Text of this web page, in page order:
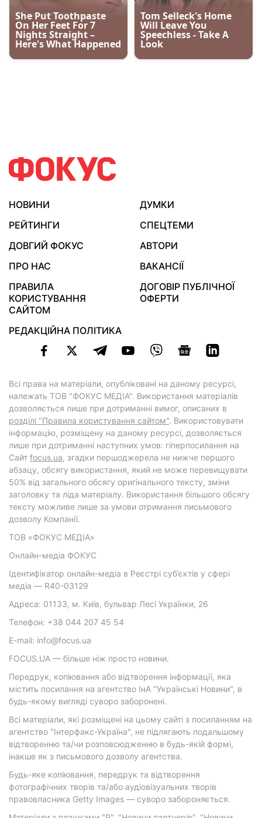
НОВИНИ
ДУМКИ
РЕЙТИНГИ
СПЕЦТЕМИ
ДОВГИЙ ФОКУС
АВТОРИ
ПРО НАС
ВАКАНСІЇ
ПРАВИЛА
КОРИСТУВАННЯ
САЙТОМ
ДОГОВІР ПУБЛІЧНОЇ
ОФЕРТИ
РЕДАКЦІЙНА ПОЛІТИКА
Всі права на матеріали, опубліковані на даному ресурсі,
належать ТОВ "ФОКУС МЕДІА". Використання матеріалів
дозволяється лише при дотриманні вимог, описаних в
розділі "Правила користування сайтом". Використовувати
інформацію, розміщену на даному ресурсі, дозволяється
лише при дотриманні наступних умов: гіперпосилання на
Cайт focus.ua, згадки першоджерела не нижче першого
абзацу, обсягу використання, який не може перевищувати
50% від загального обсягу оригінального тексту, зміни
заголовку та ліда матеріалу. Використання більшого обсягу
тексту можливе лише за умови отримання письмового
дозволу Компанії.
ТОВ «ФОКУС МЕДІА»
Онлайн-медіа ФОКУС
Ідентифікатор онлайн-медіа в Реєстрі суб’єктів у сфері
медіа — R40-03129
Адреса: 01133, м. Київ, бульвар Лесі Українки, 26
Телефон: +38 044 207 45 54
E-mail: info@focus.ua
FOCUS.UA — більше ніж просто новини.
Передрук, копіювання або відтворення інформації, яка
містить посилання на агентство ІнА "Українські Новини", в
будь-якому вигляді суворо заборонені.
Всі матеріали, які розміщені на цьому сайті з посиланням на
агентство "Інтерфакс-Україна", не підлягають подальшому
відтворенню та/чи розповсюдженню в будь-якій формі,
інакше як з письмового дозволу агентства.
Будь-яке копіювання, передрук та відтворення
фотографічних творів та/або аудіовізуальних творів
правовласника Getty Images — суворо забороняється.